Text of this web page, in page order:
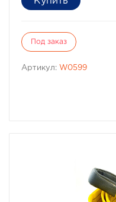
Под заказ
Артикул: W0599